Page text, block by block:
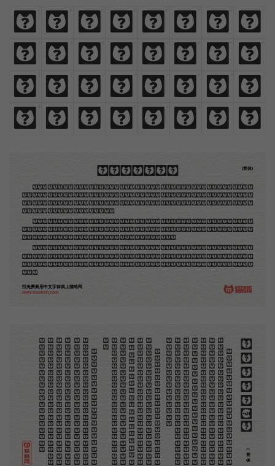
A B C D E F G H
I J K L M N O P
0 1 2 3 4 5 6 7
8 9 ! @ # $ , .
木刻创作法·序
地不问东西，凡木刻的图版，向来是画管画，刻管刻，印管印的。中国用得最早，而照例也久经衰
退；清光绪中，英人傅兰雅氏编印《格致汇编》，插图就已非中国刻工所能刻，精细的必需由英国运了
图版来。那就是所谓「木口木刻」，也即「复制木刻」，和用在编给印度人读的英文书，后来也就移给
中国人读的英文书上的插画，是同类的。
那时我还是一个儿童，见了这些图，便震惊于它的精工活泼，当作宝贝看。到近几年，才知道西洋
还有一种由画家一手造成的版画，也就是原画，倘用木版，便叫作「创作木刻」，是艺术家直接的创作
品，毫不假手于刻者和印者的。现在我们所要绍介的，便是这一种。
但是至今没有一本讲说木刻的书，这才是第一本。虽然稍简略，却已经给了读者一个大意。由此发
展下去，路是广大得很。题材会丰富起来的，技艺也会精炼起来的，采取新法，加以中国旧日之所长，
还有开出一条新的路径来的希望。那时作者各将自己的本领和心得，贡献出来，中国的木刻界就会发生
光焰。
(简体)
找免费商用中文字体就上猫啃网
www.maoken.com
木刻创作法·序
地
不
问
东
西
，
凡
木
刻
的
图
版
，
向
来
是
画
管
画，
刻
管
刻
，
印
管
印
的
。
中
国
用
得
最
早
，
而
照
例也
久
经
衰
退
；
清
光
绪
中
，
英
人
傅
兰
雅
氏
编
印
《格
致
汇
编
》
，
插
图
就
已
非
中
国
刻
工
所
能
刻
，
精细
的
必
需
由
英
国
运
了
图
版
来
。
那
就
是
所
谓
「木
口
木
刻
」
，
也
即
「
复
制
木
刻
」
，
和
用
在
编
给印
度
人
读
的
英
文
书
，
后
来
也
就
移
给
中
国
人
读
的英
文
书
上
的
插
画
，
是
同
类
的
。
那
时
我
还
是
一
个
儿
童
，
见
了
这
些
图
，
便
震
惊于
它
的
精
工
活
泼
，
当
作
宝
贝
看
。
到
近
几
年
，
才知
道
西
洋
还
有
一
种
由
画
家
一
手
造
成
的
版
画
，
也就
是
原
画
，
倘
用
木
版
，
便
叫
作
「
创
作
木
刻」
，
是
艺
术
家
直
接
的
创
作
品
，
毫
不
假
手
于
刻
者和
印
者
的
。
现
在
我
们
所
要
绍
介
的
，
便
是
这
一
种
。
但
是
至
今
没
有
一
本
讲
说
木
刻
的
书
，
这
才
是
第一
本
。
虽
然
稍
简
略
，
却
已
经
给
了
读
者
一
个
大
意。
由
此
发
展
下
去
，
路
是
广
大
得
很
。
题
材
会
丰
富起
来
的
，
技
艺
也
会
精
炼
起
来
的
，
采
取
新
法
，
加以
中
国
旧
日
之
所
长
，
还
有
开
出
一
条
新
的
路
径
来的
希
望
。
那
时
作
者
各
将
自
己
的
本
领
和
心
得
，
贡献
出
来
，
中
国
的
木
刻
界
就
会
发
生
光
焰
。
(简体)